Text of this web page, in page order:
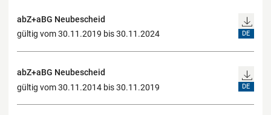
abZ+aBG Neubescheid
gültig vom 30.11.2019 bis 30.11.2024
DE
abZ+aBG Neubescheid
gültig vom 30.11.2014 bis 30.11.2019
DE